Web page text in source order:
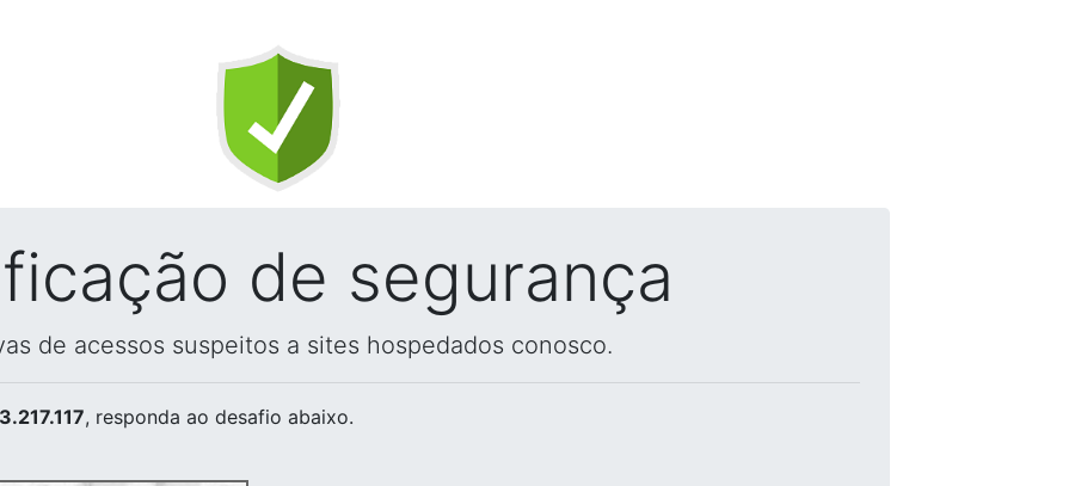
de segurança
de acessos suspeitos a sites hospedados conosco.
, responda ao desafio abaixo.